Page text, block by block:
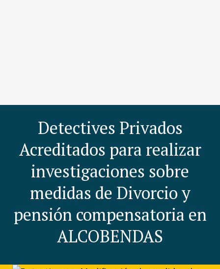
Detectives Privados
Acreditados para realizar
investigaciones sobre
medidas de Divorcio y
pensión compensatoria en
ALCOBENDAS